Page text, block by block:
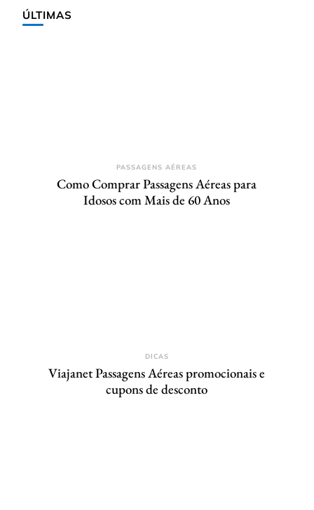
ÚLTIMAS
PASSAGENS AÉREAS
Como Comprar Passagens Aéreas para
Idosos com Mais de 60 Anos
DICAS
Viajanet Passagens Aéreas promocionais e
cupons de desconto